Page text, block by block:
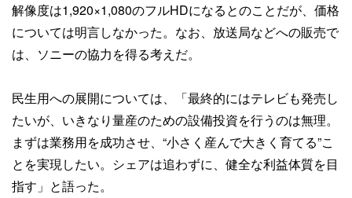
解像度は1,920×1,080のフルHDになるとのことだが、価格
については明言しなかった。なお、放送局などへの販売で
は、ソニーの協力を得る考えだ。
民生用への展開については、「最終的にはテレビも発売し
たいが、いきなり量産のための設備投資を行うのは無理。
まずは業務用を成功させ、“小さく産んで大きく育てる”こ
とを実現したい。シェアは追わずに、健全な利益体質を目
指す」と語った。